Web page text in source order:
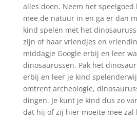
alles doen. Neem het
mee de natuur in en ga er dan
kind spelen met het
zijn of haar vriendjes en
middagje Google erbij en leer
dinosaurussen. Pak het
erbij en leer je kind
omtrent archeologie,
dingen. Je kunt je kind dus zo
dat hij of zij hier moeite mee zal